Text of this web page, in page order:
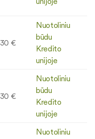
30 €
Nuotoliniu
būdu
Kredito
unijoje
30 €
Nuotoliniu
būdu
Kredito
unijoje
Nuotoliniu